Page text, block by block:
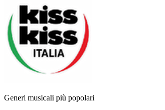
Generi musicali più popolari